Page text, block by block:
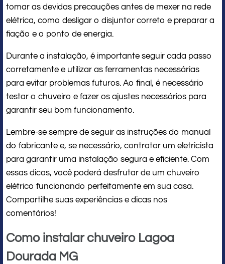
tomar as devidas precauções antes de mexer na rede
elétrica, como desligar o disjuntor correto e preparar a
fiação e o ponto de energia.
Durante a instalação, é importante seguir cada passo
corretamente e utilizar as ferramentas necessárias
para evitar problemas futuros. Ao final, é necessário
testar o chuveiro e fazer os ajustes necessários para
garantir seu bom funcionamento.
Lembre-se sempre de seguir as instruções do manual
do fabricante e, se necessário, contratar um eletricista
para garantir uma instalação segura e eficiente. Com
essas dicas, você poderá desfrutar de um chuveiro
elétrico funcionando perfeitamente em sua casa.
Compartilhe suas experiências e dicas nos
comentários!
Como instalar chuveiro Lagoa
Dourada MG